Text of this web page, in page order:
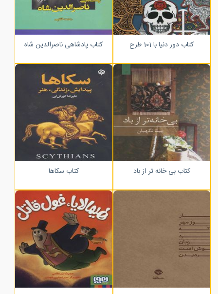
کتاب دور دنیا با 101 طرح کتاب پادشاهی ناصرالدین شاه
کتاب بی خانه تر از باد کتاب سکاها